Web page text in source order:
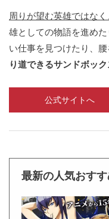
周りが望む英雄ではな
雄としての物語を進め
い仕事を見つけたり、腰
り道できるサンドボッ
公式サイトへ
最新の人気おす